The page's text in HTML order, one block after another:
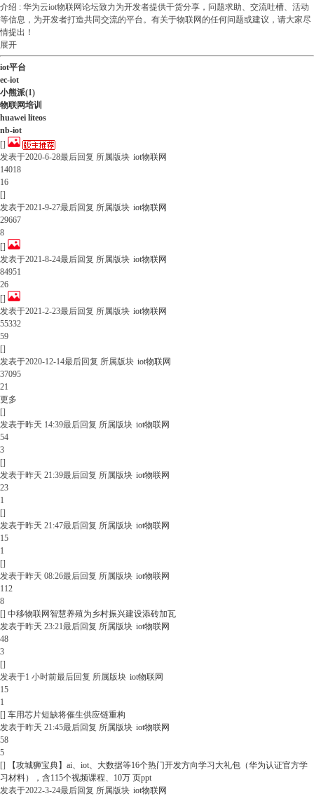
介绍 : 华为云iot物联网论坛致力为开发者提供干货分享，问题求助、交流吐槽、活动
等信息，为开发者打造共同交流的平台。有关于物联网的任何问题或建议，请大家尽
情提出！
展开
iot平台
ec-iot
小熊派(1)
物联网培训
huawei liteos
nb-iot
[]
发表于2020-6-28最后回复 所属版块 iot物联网
14018
16
[]
发表于2021-9-27最后回复 所属版块 iot物联网
29667
8
[]
发表于2021-8-24最后回复 所属版块 iot物联网
84951
26
[]
发表于2021-2-23最后回复 所属版块 iot物联网
55332
59
[]
发表于2020-12-14最后回复 所属版块 iot物联网
37095
21
更多
[]
发表于昨天 14:39最后回复 所属版块 iot物联网
54
3
[]
发表于昨天 21:39最后回复 所属版块 iot物联网
23
1
[]
发表于昨天 21:47最后回复 所属版块 iot物联网
15
1
[]
发表于昨天 08:26最后回复 所属版块 iot物联网
112
8
[] 中移物联网智慧养殖为乡村振兴建设添砖加瓦
发表于昨天 23:21最后回复 所属版块 iot物联网
48
3
[]
发表于1 小时前最后回复 所属版块 iot物联网
15
1
[] 车用芯片短缺将催生供应链重构
发表于昨天 21:45最后回复 所属版块 iot物联网
58
5
[]
【攻城狮宝典】ai、iot、大数据等16个热门开发方向学习大礼包（华为认证官方学
习材料），含115个视频课程、10万 页ppt
发表于2022-3-24最后回复 所属版块 iot物联网